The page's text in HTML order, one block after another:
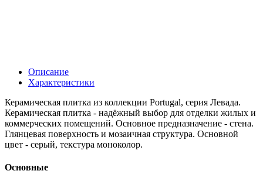
Описание
Характеристики
Керамическая плитка из коллекции Portugal, серия Левада.
Керамическая плитка - надёжный выбор для отделки жилых и
коммерческих помещений. Основное предназначение - стена.
Глянцевая поверхность и мозаичная структура. Основной
цвет - серый, текстура моноколор.
Основные